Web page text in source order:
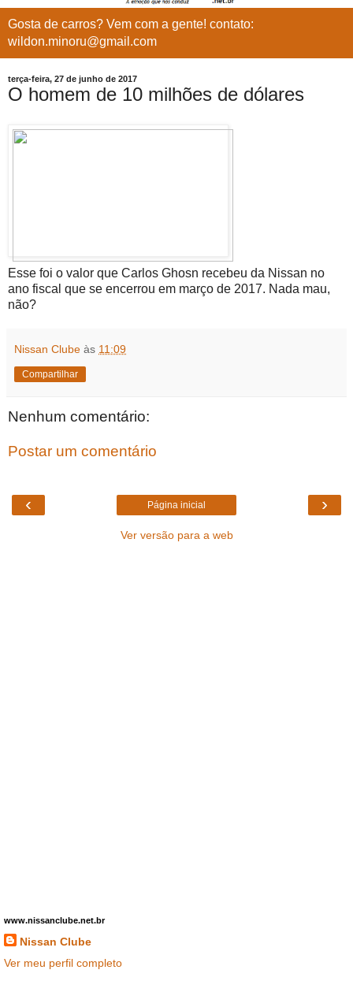
Gosta de carros? Vem com a gente! contato:
wildon.minoru@gmail.com
terça-feira, 27 de junho de 2017
O homem de 10 milhões de dólares
Esse foi o valor que Carlos Ghosn recebeu da Nissan no
ano fiscal que se encerrou em março de 2017. Nada mau,
não?
Nissan Clube às 11:09
Compartilhar
Nenhum comentário:
Postar um comentário
‹ ›
Página inicial
Ver versão para a web
www.nissanclube.net.br
Nissan Clube
Ver meu perfil completo